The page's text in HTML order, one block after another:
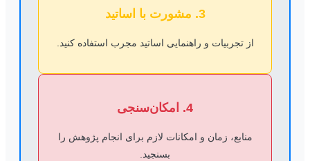
3. مشورت با اساتید
از تجربیات و راهنمایی اساتید مجرب استفاده کنید.
4. امکان‌سنجی
منابع، زمان و امکانات لازم برای انجام پژوهش را
بسنجید.